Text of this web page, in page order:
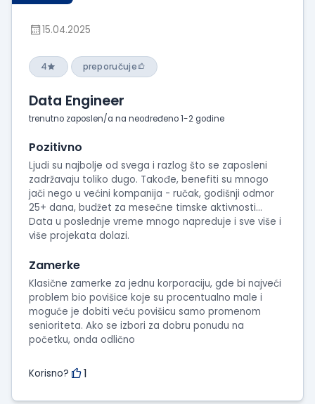
15.04.2025
4 preporučuje
Data Engineer
trenutno zaposlen/a na neodređeno 1-2 godine
Pozitivno
Ljudi su najbolje od svega i razlog što se zaposleni
zadržavaju toliko dugo. Takođe, benefiti su mnogo
jači nego u većini kompanija - ručak, godišnji odmor
25+ dana, budžet za mesečne timske aktivnosti…
Data u poslednje vreme mnogo napreduje i sve više i
više projekata dolazi.
Zamerke
Klasične zamerke za jednu korporaciju, gde bi najveći
problem bio povišice koje su procentualno male i
moguće je dobiti veću povišicu samo promenom
senioriteta. Ako se izbori za dobru ponudu na
početku, onda odlično
Korisno? 1